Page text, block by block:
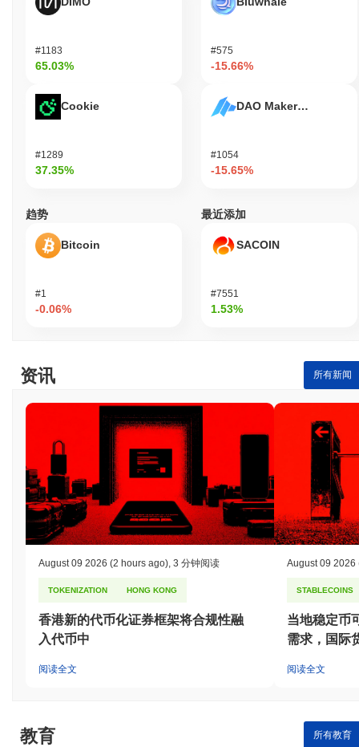
期审计和治理流程进一步增强了TSLA6900的韧性，确保网络在潜
TSLA6900是否面临任何争议或风险？
由于与更广泛的加密货币市场相关，TSLA6900面临监管审查，特
临挑战，质疑其代币经济学和治理结构，导致潜在的法律影响。团
队通过增强运营透明度并与法律顾问合作，确保遵守适用法律来应
安全性的担忧。开发团队迅速通过一系列补丁和更新解决了这些问
题，确保漏洞得到缓解。他们还启动了一个漏洞奖励计划，以鼓励
计、社区参与以及保持对合规和安全措施的积极态度来减轻这些风
险。
截至过去24小时,TSLA6900 的交易量为
TSLA6900 的价格范围历史是什么?
历史最高价(ATH):
CN¥0.00001435
历史最低价(ATL):
TSLA6900 目前的交易价格低于其ATH~98.30%.
上涨了0.02%。这表明相对于更广泛的市场势头,TSLA 的价格走势
暂时滞后。
#1183
65.03%
Cookie
#1289
37.35%
#575
-15.66%
DAO Maker Token
#1054
-15.65%
趋势
Bitcoin
#1
-0.06%
最近添加
SACOIN
#7551
1.53%
资讯 所有新闻
August 09 2026 (2 hours ago) 3 分钟阅读
TOKENIZATION HONG KONG
香港新的代币化证券框架将合规性融
入代币中
阅读全文
August 09 2026
STABLECOINS
当地稳定币
需求，国际
阅读全文
教育 所有教育